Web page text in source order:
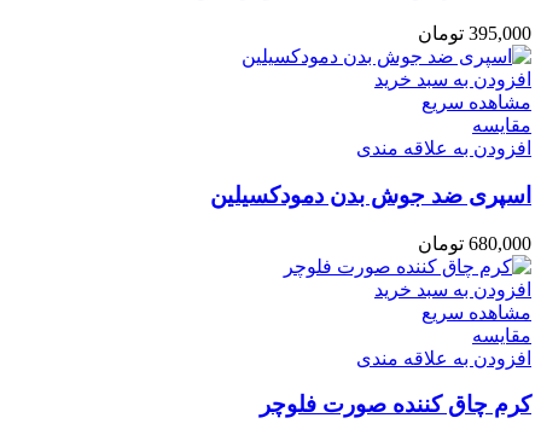
395,000 تومان
افزودن به سبد خرید
مشاهده سریع
مقایسه
افزودن به علاقه مندی
اسپری ضد جوش بدن دمودکسیلین
680,000 تومان
افزودن به سبد خرید
مشاهده سریع
مقایسه
افزودن به علاقه مندی
کرم چاق کننده صورت فلوچر